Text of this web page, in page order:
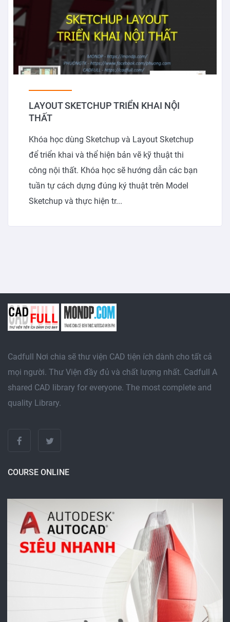
LAYOUT SKETCHUP TRIỂN KHAI NỘI
THẤT
Khóa học dùng Sketchup và Layout Sketchup
để triển khai và thể hiện bản vẽ kỹ thuật thi
công nội thất. Khóa học sẽ hướng dẫn các bạn
tuần tự cách dựng đúng ký thuật trên Model
Sketchup và thực hiện tr...
Cadfull Nơi chia sẽ thư viện CAD tiện ích dành cho tất cả
mọi người. Thư Viện đầy đủ và chất lượng nhất. Cadfull A
shared CAD library for everyone. The most complete and
quality Library.
COURSE ONLINE